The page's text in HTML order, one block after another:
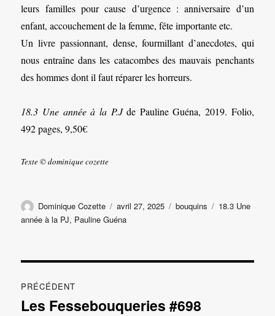
leurs familles pour cause d’urgence : anniversaire d’un
enfant, accouchement de la femme, fête importante etc.
Un livre passionnant, dense, fourmillant d’anecdotes, qui
nous entraîne dans les catacombes des mauvais penchants
des hommes dont il faut réparer les horreurs.
18.3 Une année à la P.Jde Pauline Guéna, 2019. Folio,
492 pages, 9,50€
Texte © dominique cozette
Auteur
Dominique Cozette
Publié
le
avril 27, 2025 Catégories
bouquins Étiquettes
18.3 Une
année à la PJ, Pauline Guéna
de
PRÉCÉDENT
Publication
Les Fessebouqueries #698